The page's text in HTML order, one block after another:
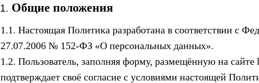
Общие положения
1.1. Настоящая Политика разработана в соответствии с
27.07.2006 № 152-ФЗ «О персональных данных».
1.2. Пользователь, заполняя форму, размещённую на
подтверждает своё согласие с условиями настоящей